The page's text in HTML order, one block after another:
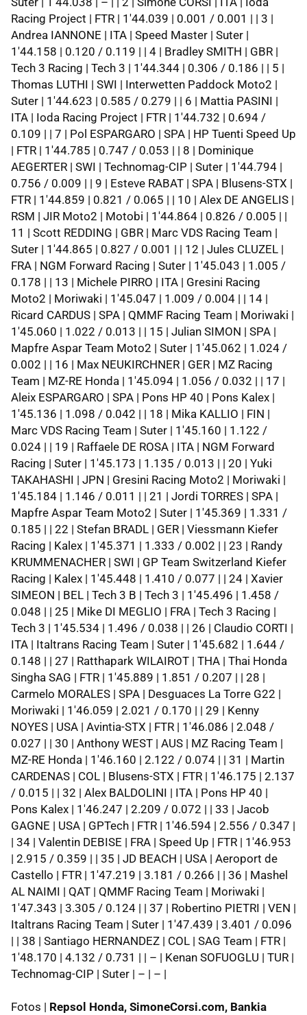
Racing Project | FTR | 1'44.039 | 0.001 / 0.001 | | 3 |
Andrea IANNONE | ITA | Speed Master | Suter |
1'44.158 | 0.120 / 0.119 | | 4 | Bradley SMITH | GBR |
Tech 3 Racing | Tech 3 | 1'44.344 | 0.306 / 0.186 | | 5 |
Thomas LUTHI | SWI | Interwetten Paddock Moto2 |
Suter | 1'44.623 | 0.585 / 0.279 | | 6 | Mattia PASINI |
ITA | Ioda Racing Project | FTR | 1'44.732 | 0.694 /
0.109 | | 7 | Pol ESPARGARO | SPA | HP Tuenti Speed Up
| FTR | 1'44.785 | 0.747 / 0.053 | | 8 | Dominique
AEGERTER | SWI | Technomag-CIP | Suter | 1'44.794 |
0.756 / 0.009 | | 9 | Esteve RABAT | SPA | Blusens-STX |
FTR | 1'44.859 | 0.821 / 0.065 | | 10 | Alex DE ANGELIS |
RSM | JIR Moto2 | Motobi | 1'44.864 | 0.826 / 0.005 | |
11 | Scott REDDING | GBR | Marc VDS Racing Team |
Suter | 1'44.865 | 0.827 / 0.001 | | 12 | Jules CLUZEL |
FRA | NGM Forward Racing | Suter | 1'45.043 | 1.005 /
0.178 | | 13 | Michele PIRRO | ITA | Gresini Racing
Moto2 | Moriwaki | 1'45.047 | 1.009 / 0.004 | | 14 |
Ricard CARDUS | SPA | QMMF Racing Team | Moriwaki |
1'45.060 | 1.022 / 0.013 | | 15 | Julian SIMON | SPA |
Mapfre Aspar Team Moto2 | Suter | 1'45.062 | 1.024 /
0.002 | | 16 | Max NEUKIRCHNER | GER | MZ Racing
Team | MZ-RE Honda | 1'45.094 | 1.056 / 0.032 | | 17 |
Aleix ESPARGARO | SPA | Pons HP 40 | Pons Kalex |
1'45.136 | 1.098 / 0.042 | | 18 | Mika KALLIO | FIN |
Marc VDS Racing Team | Suter | 1'45.160 | 1.122 /
0.024 | | 19 | Raffaele DE ROSA | ITA | NGM Forward
Racing | Suter | 1'45.173 | 1.135 / 0.013 | | 20 | Yuki
TAKAHASHI | JPN | Gresini Racing Moto2 | Moriwaki |
1'45.184 | 1.146 / 0.011 | | 21 | Jordi TORRES | SPA |
Mapfre Aspar Team Moto2 | Suter | 1'45.369 | 1.331 /
0.185 | | 22 | Stefan BRADL | GER | Viessmann Kiefer
Racing | Kalex | 1'45.371 | 1.333 / 0.002 | | 23 | Randy
KRUMMENACHER | SWI | GP Team Switzerland Kiefer
Racing | Kalex | 1'45.448 | 1.410 / 0.077 | | 24 | Xavier
SIMEON | BEL | Tech 3 B | Tech 3 | 1'45.496 | 1.458 /
0.048 | | 25 | Mike DI MEGLIO | FRA | Tech 3 Racing |
Tech 3 | 1'45.534 | 1.496 / 0.038 | | 26 | Claudio CORTI |
ITA | Italtrans Racing Team | Suter | 1'45.682 | 1.644 /
0.148 | | 27 | Ratthapark WILAIROT | THA | Thai Honda
Singha SAG | FTR | 1'45.889 | 1.851 / 0.207 | | 28 |
Carmelo MORALES | SPA | Desguaces La Torre G22 |
Moriwaki | 1'46.059 | 2.021 / 0.170 | | 29 | Kenny
NOYES | USA | Avintia-STX | FTR | 1'46.086 | 2.048 /
0.027 | | 30 | Anthony WEST | AUS | MZ Racing Team |
MZ-RE Honda | 1'46.160 | 2.122 / 0.074 | | 31 | Martin
CARDENAS | COL | Blusens-STX | FTR | 1'46.175 | 2.137
/ 0.015 | | 32 | Alex BALDOLINI | ITA | Pons HP 40 |
Pons Kalex | 1'46.247 | 2.209 / 0.072 | | 33 | Jacob
GAGNE | USA | GPTech | FTR | 1'46.594 | 2.556 / 0.347 |
| 34 | Valentin DEBISE | FRA | Speed Up | FTR | 1'46.953
| 2.915 / 0.359 | | 35 | JD BEACH | USA | Aeroport de
Castello | FTR | 1'47.219 | 3.181 / 0.266 | | 36 | Mashel
AL NAIMI | QAT | QMMF Racing Team | Moriwaki |
1'47.343 | 3.305 / 0.124 | | 37 | Robertino PIETRI | VEN |
Italtrans Racing Team | Suter | 1'47.439 | 3.401 / 0.096
| | 38 | Santiago HERNANDEZ | COL | SAG Team | FTR |
1'48.170 | 4.132 / 0.731 | | – | Kenan SOFUOGLU | TUR |
Technomag-CIP | Suter | – | – |
Fotos | Repsol Honda, SimoneCorsi.com, Bankia